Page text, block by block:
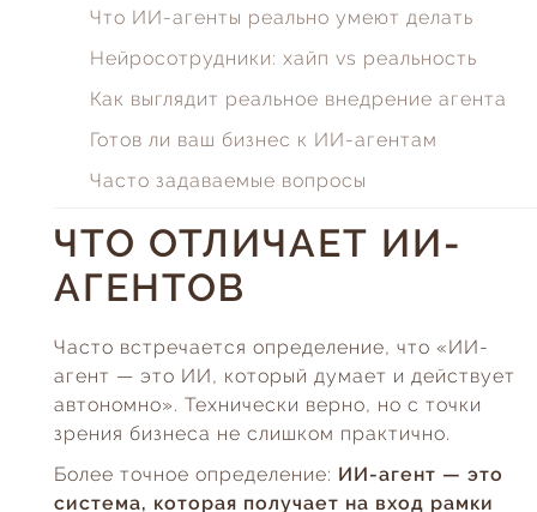
Что ИИ-агенты реально умеют делать
Нейросотрудники: хайп vs реальность
Как выглядит реальное внедрение агента
Готов ли ваш бизнес к ИИ-агентам
Часто задаваемые вопросы
ЧТО ОТЛИЧАЕТ ИИ-
АГЕНТОВ
Часто встречается определение, что «ИИ-
агент — это ИИ, который думает и действует
автономно». Технически верно, но с точки
зрения бизнеса не слишком практично.
Более точное определение: ИИ-агент — это
система, которая получает на вход рамки